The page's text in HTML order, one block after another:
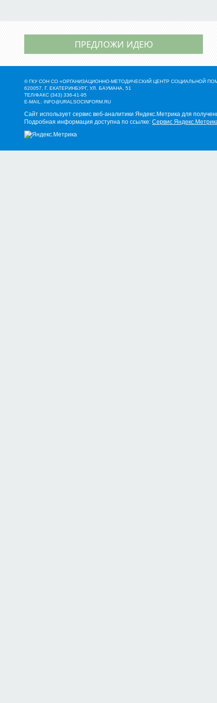
ПРЕДЛОЖИ ИДЕЮ
© ГКУ СОН СО «ОРГАНИЗАЦИОННО-МЕТОДИЧЕСКИЙ ЦЕНТР СОЦИАЛЬНОЙ
620057, Г. ЕКАТЕРИНБУРГ, УЛ. БАУМАНА, 51
ТЕЛ/ФАКС (343) 336-41-95
E-MAIL: INFO@URALSOCINFORM.RU
Сайт использует сервис веб-аналитики Яндекс.Метрика для
Подробная информация доступна по ссылке: Сервис